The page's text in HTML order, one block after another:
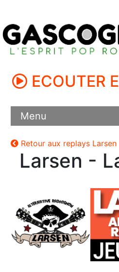
ECOUTER
Menu
Retour aux replays Larsen
Larsen -